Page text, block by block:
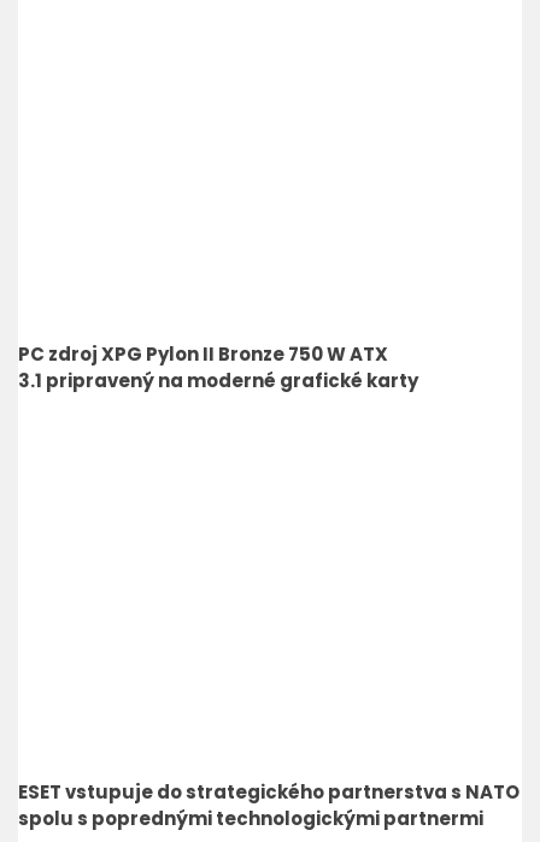
PC zdroj XPG Pylon II Bronze 750 W ATX
3.1 pripravený na moderné grafické karty
ESET vstupuje do strategického partnerstva s NATO
spolu s poprednými technologickými partnermi